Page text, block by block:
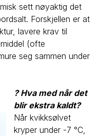
sett nøyaktig det
Forskjellen er at
lavere krav til
(ofte
seg sammen under
? Hva med når det
blir ekstra kaldt?
Når kvikksølvet
kryper under -7 °C,